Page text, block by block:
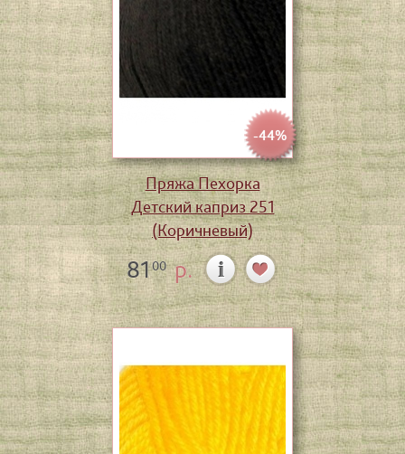
-44%
Пряжа Пехорка
Детский каприз 251
(Коричневый)
8100р.